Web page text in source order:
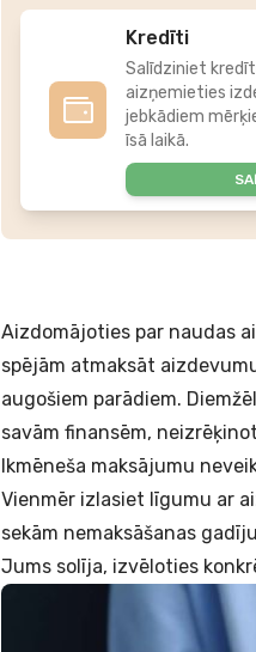
Kredīti
Salīdziniet
aizņemieties
jebkādiem
īsā laikā.
Aizdomājoties par naudas
spējām atmaksāt
augošiem parādiem.
savām finansēm,
Ikmēneša maksājumu
Vienmēr izlasiet līgumu ar
sekām nemaksāšanas
Jums solīja, izvēloties